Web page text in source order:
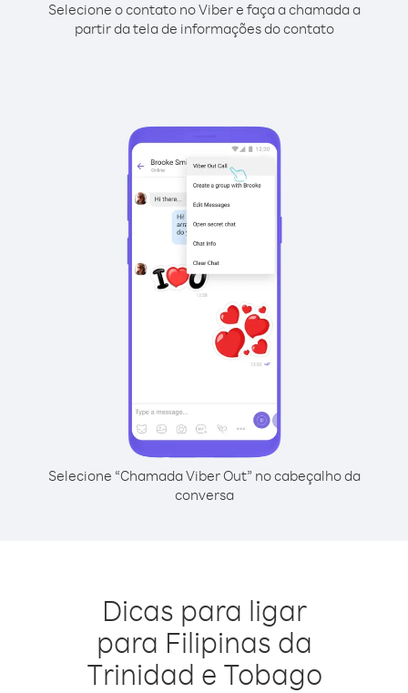
Selecione o contato no Viber e faça a chamada a
partir da tela de informações do contato
Selecione “Chamada Viber Out” no cabeçalho da
conversa
Dicas para ligar
para Filipinas da
Trinidad e Tobago